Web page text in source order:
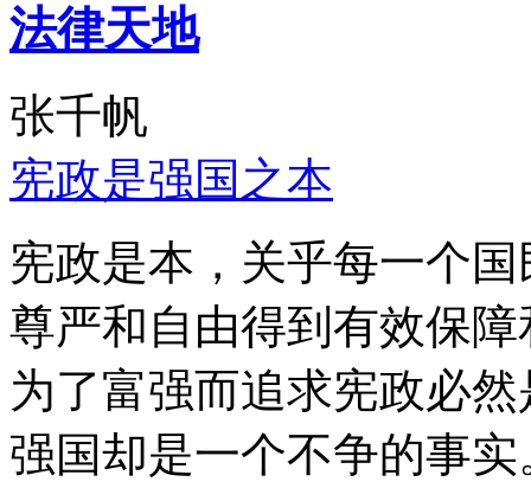
法律天地
张千帆
宪政是强国之本
宪政是本，关乎每一个
尊严和自由得到有效保
为了富强而追求宪政必
强国却是一个不争的事实